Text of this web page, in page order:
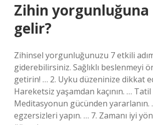
Zihin yorgunluğuna
gelir?
Zihinsel yorgunluğunuzu 7 etkili
giderebilirsiniz. Sağlıklı beslenmeyi
getirin! … 2. Uyku düzeninize dikkat
Hareketsiz yaşamdan kaçının. …
Meditasyonun gücünden yararlanın.
egzersizleri yapın. … 7. Zamanı iyi